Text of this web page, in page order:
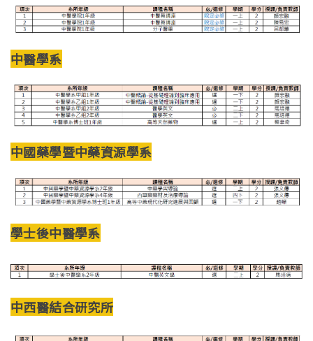
中醫學系
中國藥學暨中藥資源學系
學士後中醫學系
中西醫結合研究所